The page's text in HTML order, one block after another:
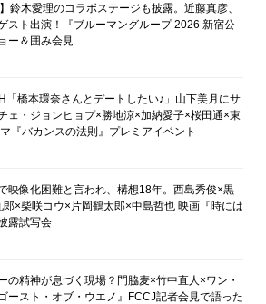
鈴木愛理のコラボステージも披露。近藤真彦、
スト出演！『ブルーマングループ 2026 新宿公
ー＆囲み会見
「橋本環奈さんとデートしたい♪」山下美月にサ
ェ・ジョンヒョプ×勝地涼×加納愛子×桜田通×東
『バカンスの法則』プレミアイベント
映像化困難と言われ、構想18年。西島秀俊×黒
郎×柴咲コウ×片岡鶴太郎×中島哲也 映画『時には
露試写会
の精神が息づく現場？門脇麦×竹中直人×ワン・
ースト・オブ・ウエノ』FCCJ記者会見で語った